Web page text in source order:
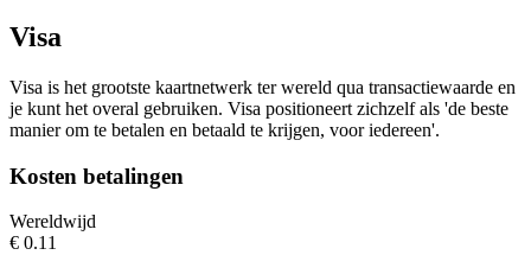
Visa
Visa is het grootste kaartnetwerk ter wereld qua transactiewaarde en
je kunt het overal gebruiken. Visa positioneert zichzelf als 'de beste
manier om te betalen en betaald te krijgen, voor iedereen'.
Kosten betalingen
Wereldwijd
€0.11